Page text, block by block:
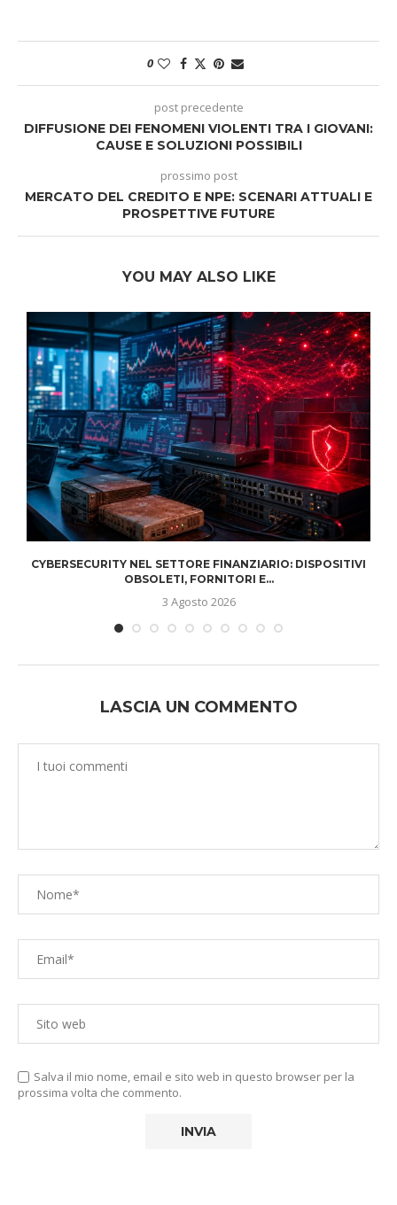
0
post precedente
DIFFUSIONE DEI FENOMENI VIOLENTI TRA I GIOVANI:
CAUSE E SOLUZIONI POSSIBILI
prossimo post
MERCATO DEL CREDITO E NPE: SCENARI ATTUALI E
PROSPETTIVE FUTURE
YOU MAY ALSO LIKE
CYBERSECURITY NEL SETTORE FINANZIARIO: DISPOSITIVI
OBSOLETI, FORNITORI E...
3 Agosto 2026
LASCIA UN COMMENTO
Salva il mio nome, email e sito web in questo browser per la
prossima volta che commento.